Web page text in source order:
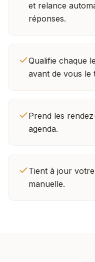
et relance
réponses.
Qualifie chaque
avant de vous le
Prend les
agenda.
Tient à jour
manuelle.